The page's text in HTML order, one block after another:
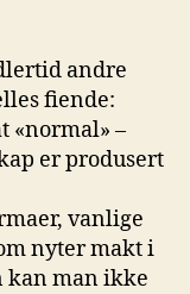
andre
fiende:
«normal» –
er produsert
vanlige
nyter makt i
kan man ikke